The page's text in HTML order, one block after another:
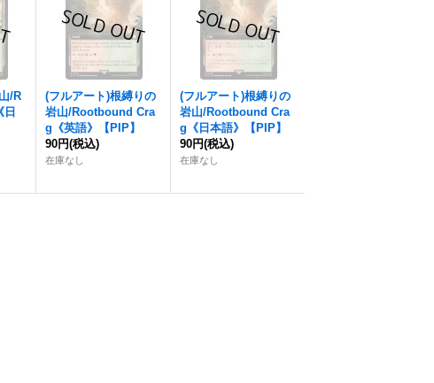
/R
(フルアート)根縛りの
岩山/Rootbound Cra
g《英語》【PIP】
90円(税込)
在庫なし
(フルアート)根縛りの
岩山/Rootbound Cra
g《日本語》【PIP】
90円(税込)
在庫なし